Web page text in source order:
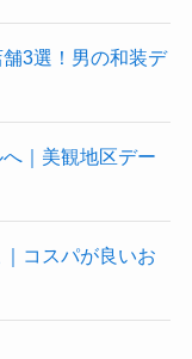
舗3選！男の和装デ
｜美観地区デー
コスパが良いお